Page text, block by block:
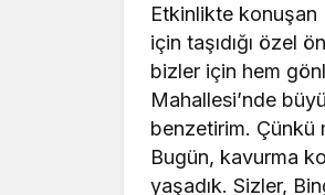
Etkinlikte konuşan
için taşıdığı özel
bizler için hem
Mahallesi’nde
benzetirim. Çünkü
Bugün, kavurma
yaşadık. Sizler,